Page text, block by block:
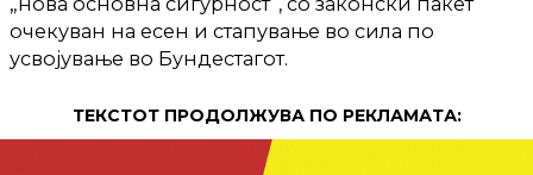
очекуван на есен и стапување во сила по
усвојување во Бундестагот.
ТЕКСТОТ ПРОДОЛЖУВА ПО РЕКЛАМАТА: